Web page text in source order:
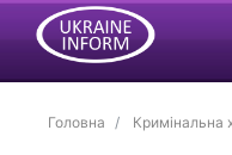
Головна Кримінальна